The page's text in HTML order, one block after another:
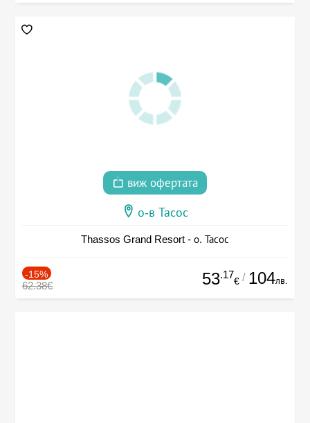
виж офертата
о-в Тасос
Thassos Grand Resort - о. Тасос
-15%
62.38€ 53.17
€ / 104лв.